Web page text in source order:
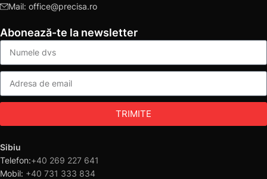
Mail: office@precisa.ro
Abonează-te la newsletter
TRIMITE
Sibiu
Telefon:+40 269 227 641
Mobil: +40 731 333 834